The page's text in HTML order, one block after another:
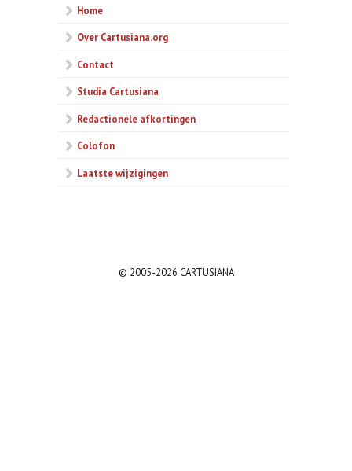
Home
Over Cartusiana.org
Contact
Studia Cartusiana
Redactionele afkortingen
Colofon
Laatste wijzigingen
© 2005-2026 CARTUSIANA